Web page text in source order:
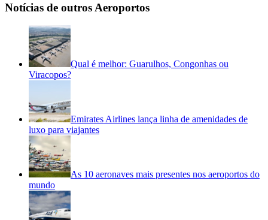
Notícias de outros Aeroportos
Qual é melhor: Guarulhos, Congonhas ou
Viracopos?
Emirates Airlines lança linha de amenidades de
luxo para viajantes
As 10 aeronaves mais presentes nos aeroportos do
mundo